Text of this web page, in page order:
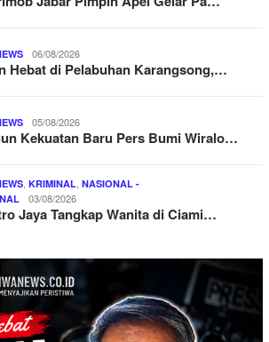
06/08/2026
Hebat di Pelabuhan Karangsong,…
05/08/2026
Kekuatan Baru Pers Bumi Wiralo…
KRIMINAL NASIONAL -
03/08/2026
Jaya Tangkap Wanita di Ciami…